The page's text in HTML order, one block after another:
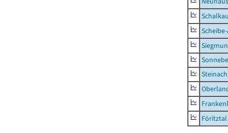
Föritztal